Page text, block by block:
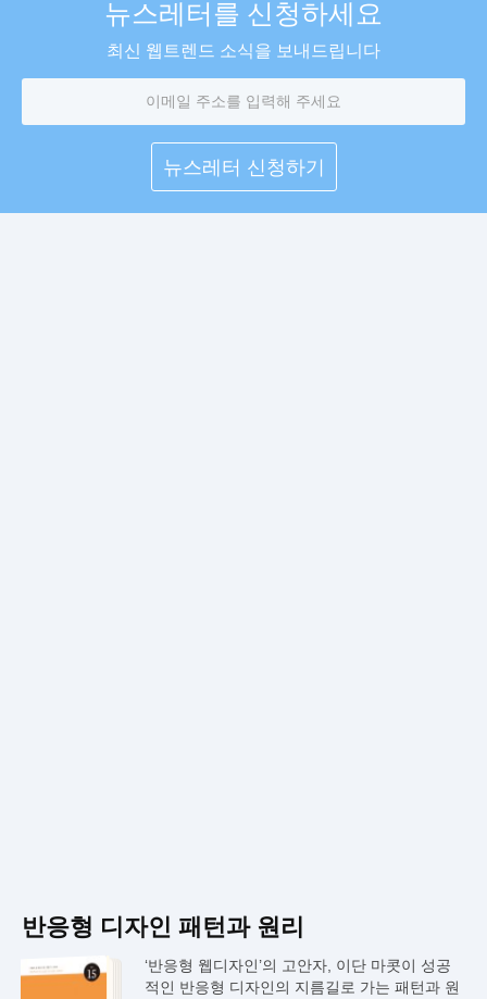
뉴스레터를 신청하세요
최신 웹트렌드 소식을 보내드립니다
반응형 디자인 패턴과 원리
‘반응형 웹디자인’의 고안자, 이단 마콧이 성공
적인 반응형 디자인의 지름길로 가는 패턴과 원